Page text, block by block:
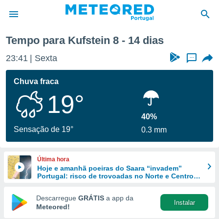
da
foi
fornecidas
a este
das
e
forma
digital
Tempo para Kufstein 8 - 14 dias
23:41 Sexta ...
Chuva fraca
19°
Sensação de 19°
40%
0.3 mm
Última hora
Hoje e amanhã poeiras do Saara “invadem”
Portugal: risco de trovoadas no Norte e Centro
Descarregue GRÁTIS a app da
Meteored!
Instalar